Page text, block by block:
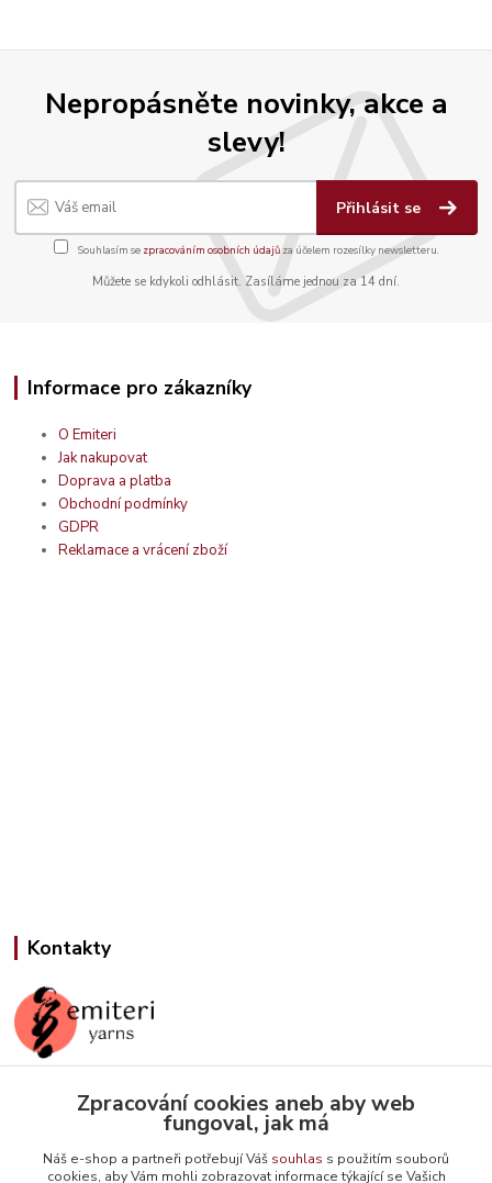
Nepropásněte novinky, akce a
slevy!
Přihlásit se
Souhlasím se zpracováním osobních údajůza účelem rozesílky newsletteru.
Můžete se kdykoli odhlásit. Zasíláme jednou za 14 dní.
Informace pro zákazníky
O Emiteri
Jak nakupovat
Doprava a platba
Obchodní podmínky
GDPR
Reklamace a vrácení zboží
Kontakty
Jana Slámová
+420 608 507 824
Zpracování cookies aneb aby web
fungoval, jak má
Náš e-shop a partneři potřebují Váš souhlas s použitím souborů
cookies, aby Vám mohli zobrazovat informace týkající se Vašich